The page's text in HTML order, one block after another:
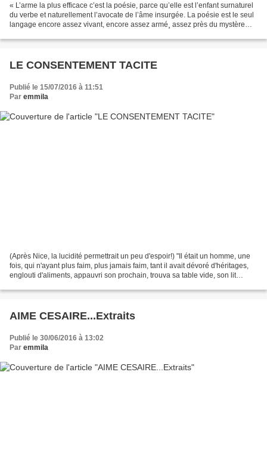
« L’arme la plus efficace c’est la poésie, parce qu’elle est l’enfant surnaturel
du verbe et naturellement l’avocate de l’âme insurgée. La poésie est le seul
langage encore assez vivant, encore assez armé¸ assez près du mystère
LE CONSENTEMENT TACITE
Publié le 15/07/2016 à 11:51
Par emmila
(Après Nice, la lucidité permettrait un peu d'espoir!) "Il était un homme, une
fois, qui n'ayant plus faim, plus jamais faim, tant il avait dévoré d'héritages,
englouti d'aliments, appauvri son prochain, trouva sa table vide, son lit
AIME CESAIRE...Extraits
Publié le 30/06/2016 à 13:02
Par emmila